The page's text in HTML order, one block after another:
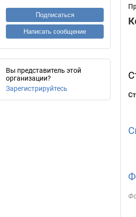
Подписаться
Написать сообщение
Вы представитель этой
организации?
Зарегистрируйтесь